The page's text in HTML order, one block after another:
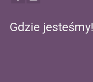
Gdzie jesteśmy!